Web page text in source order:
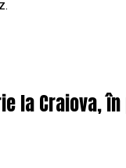
la Craiova,